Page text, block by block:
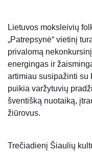
Lietuvos moksleivių
„Patrepsynė“ vietinį
privalomą
energingas ir
artimiau susipažinti su
puikia varžytuvių
šventišką nuotaiką,
žiūrovus.
Trečiadienį Šiaulių